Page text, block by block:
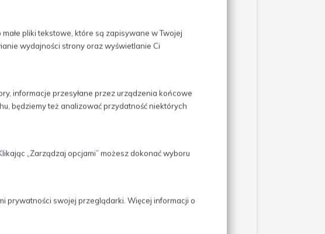
pliki tekstowe, które są zapisywane w Twojej
wydajności strony oraz wyświetlanie Ci
informacje przesyłane przez urządzenia końcowe
będziemy też analizować przydatność niektórych
„Zarządzaj opcjami” możesz dokonać wyboru
prywatności swojej przeglądarki. Więcej informacji o
zapalenie substancje, pozyskuje się
wytworzonej z jego własnej krwi . Krew
W trakcie tego procesu komórki krwi
na receptory interleukiny-1 (IL-1Ra) i
organizmu o urazie lub zakażeniu.
kilka dni przechodzi w stan przewlekły.
niekorzyść tego drugiego, co w efekcie